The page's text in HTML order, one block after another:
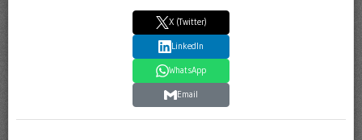
X (Twitter)
LinkedIn
WhatsApp
Email